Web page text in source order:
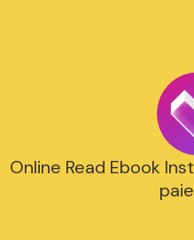
Online Read Ebook